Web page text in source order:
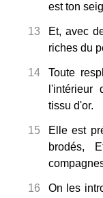
est ton
13
Et, avec
riches du
14
Toute
l'intérieur
tissu d'or.
15
Elle est
brodés,
16
On les